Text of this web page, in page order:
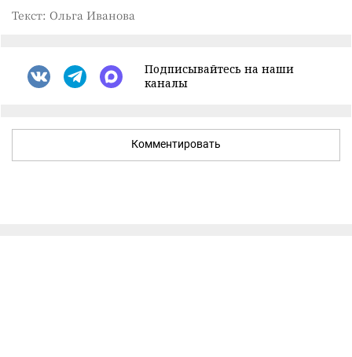
Текст: Ольга Иванова
Подписывайтесь на наши
каналы
Комментировать